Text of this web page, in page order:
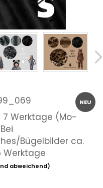
NEU
7 Werktage (Mo-
Bügelbilder ca.
Werktage
abweichend)